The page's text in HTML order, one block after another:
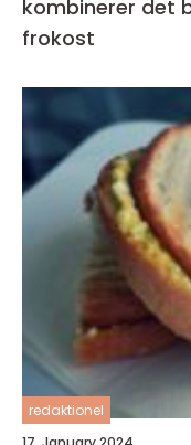
kombinerer det
frokost
redaktionel